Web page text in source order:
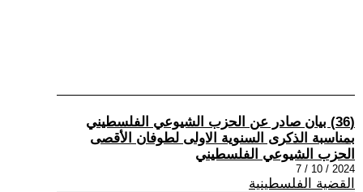
(36) بيان صادر عن الحزب الشيوعي الفلسطيني
بمناسبة الذكرى السنوية الاولى لطوفان الأقصى
الحزب الشيوعي الفلسطيني
2024 / 10 / 7
القضية الفلسطينية